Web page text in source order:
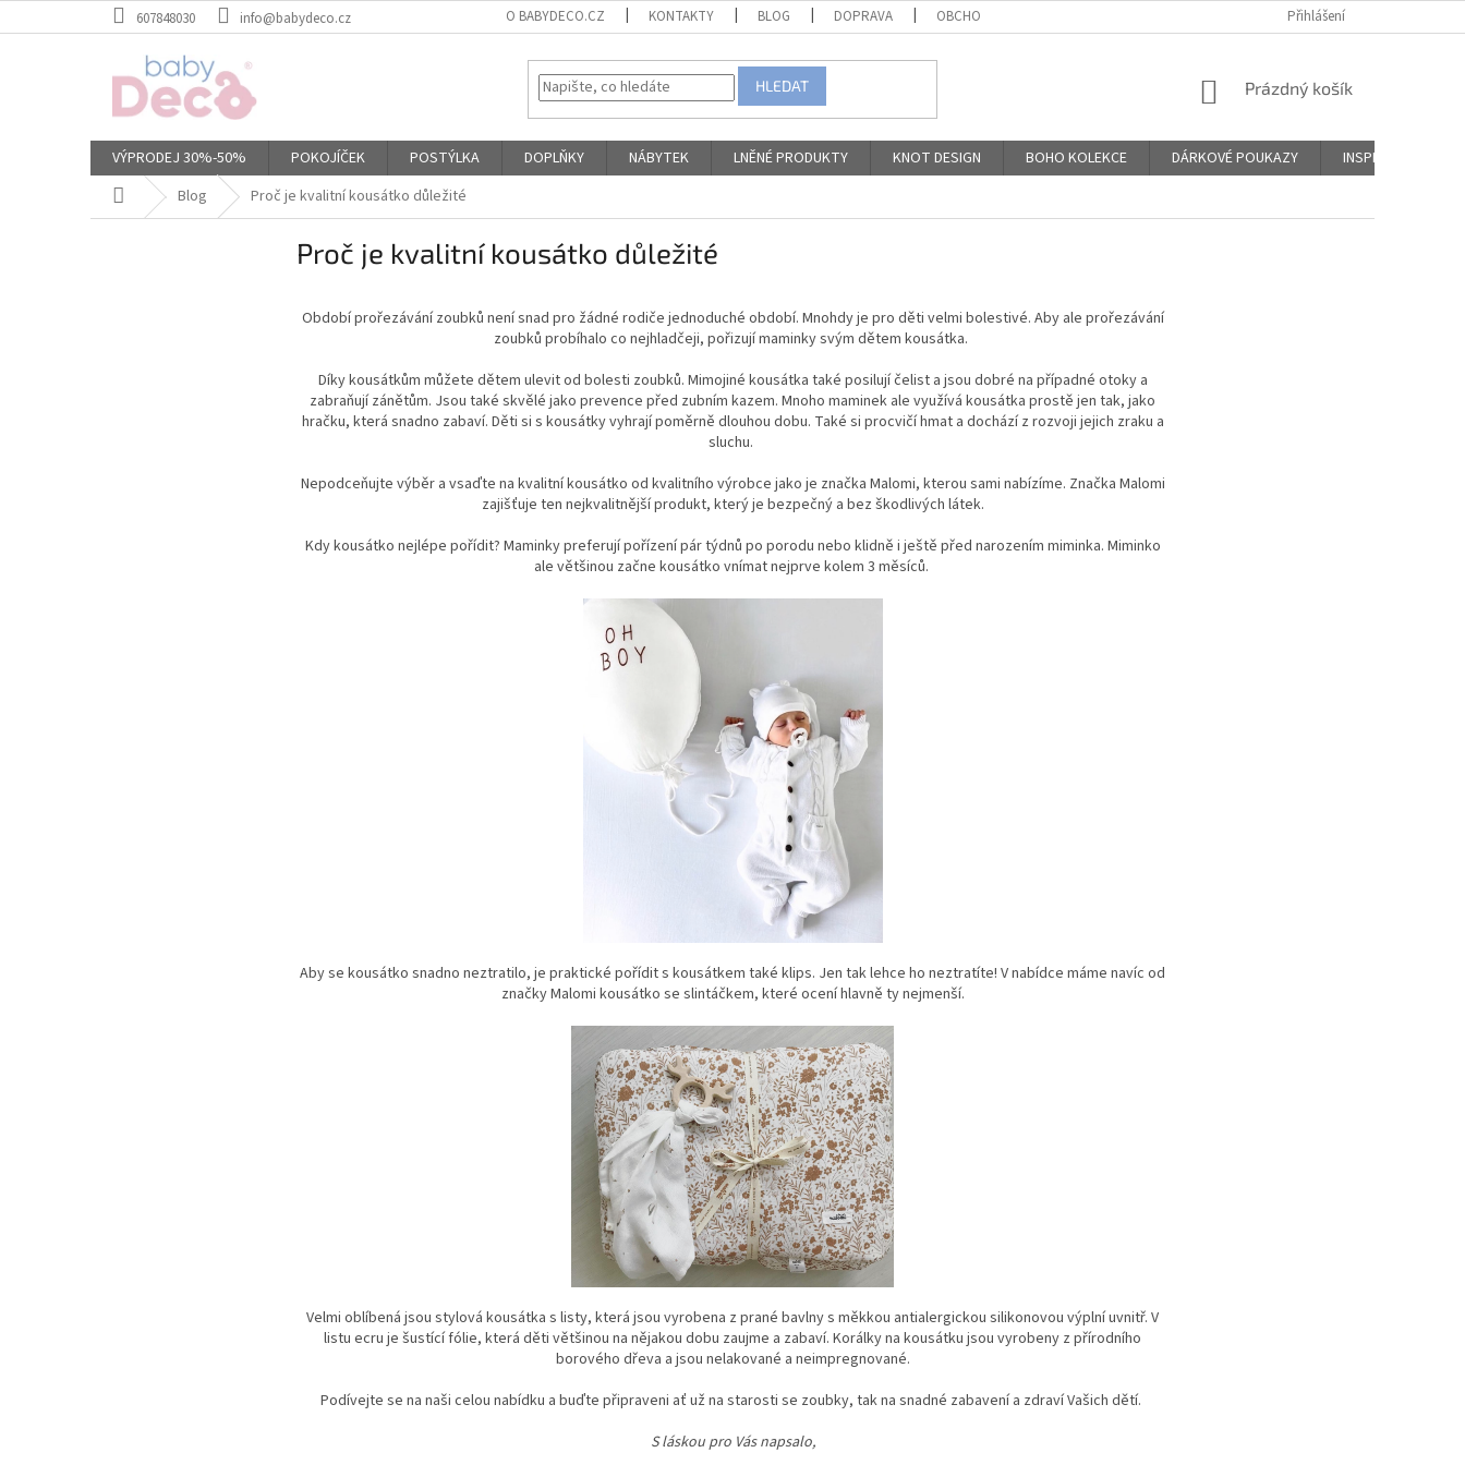
na
607848030 info@babydeco.cz O BABYDECO.CZ KONTAKTY BLOG DOPRAVA OBCHODNÍ PODMÍNKY PODMÍNKY OCHRANY OSOBNÍCH ÚDAJŮ
Přihlášení
HLEDAT
NÁKUPNÍ
Prázdný košík
VÝPRODEJ 30%-50% POKOJÍČEK POSTÝLKA DOPLŇKY NÁBYTEK LNĚNÉ PRODUKTY KNOT DESIGN BOHO KOLEKCE DÁRKOVÉ POUKAZY INSPIRACE
Domů Blog Proč je kvalitní kousátko důležité
Proč je kvalitní kousátko důležité
Období prořezávání zoubků není snad pro žádné rodiče jednoduché období. Mnohdy je pro děti velmi bolestivé. Aby ale prořezávání
zoubků probíhalo co nejhladčeji, pořizují maminky svým dětem kousátka.
Díky kousátkům můžete dětem ulevit od bolesti zoubků. Mimojiné kousátka také posilují čelist a jsou dobré na případné otoky a
zabraňují zánětům. Jsou také skvělé jako prevence před zubním kazem. Mnoho maminek ale využívá kousátka prostě jen tak, jako
hračku, která snadno zabaví. Děti si s kousátky vyhrají poměrně dlouhou dobu. Také si procvičí hmat a dochází z rozvoji jejich zraku a
sluchu.
Nepodceňujte výběr a vsaďte na kvalitní kousátko od kvalitního výrobce jako je značka Malomi, kterou sami nabízíme. Značka Malomi
zajišťuje ten nejkvalitnější produkt, který je bezpečný a bez škodlivých látek.
Kdy kousátko nejlépe pořídit? Maminky preferují pořízení pár týdnů po porodu nebo klidně i ještě před narozením miminka. Miminko
ale většinou začne kousátko vnímat nejprve kolem 3 měsíců.
Aby se kousátko snadno neztratilo, je praktické pořídit s kousátkem také klips. Jen tak lehce ho neztratíte! V nabídce máme navíc od
značky Malomi kousátko se slintáčkem, které ocení hlavně ty nejmenší.
Velmi oblíbená jsou stylová kousátka s listy, která jsou vyrobena z prané bavlny s měkkou antialergickou silikonovou výplní uvnitř. V
listu ecru je šustící fólie, která děti většinou na nějakou dobu zaujme a zabaví. Korálky na kousátku jsou vyrobeny z přírodního
borového dřeva a jsou nelakované a neimpregnované.
Podívejte se na naši celou nabídku a buďte připraveni ať už na starosti se zoubky, tak na snadné zabavení a zdraví Vašich dětí.
S láskou pro Vás napsalo,